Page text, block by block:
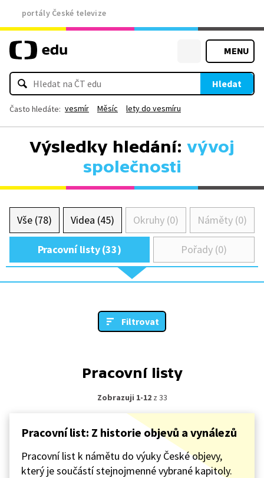
portály České televize
MENU
Hledat
Často hledáte: vesmír Měsíc lety do vesmíru
Výsledky hledání: vývoj
společnosti
Vše (78) Videa (45) Okruhy (0) Náměty (0)
Pracovní listy (33) Pořady (0)
Filtrovat
Pracovní listy
Zobrazuji 1-12z 33
Pracovní list: Z historie objevů a vynálezů
Pracovní list k námětu do výuky České objevy,
který je součástí stejnojmenné vybrané kapitoly.